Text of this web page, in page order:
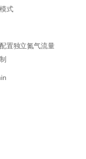
式
置独立氮气流量